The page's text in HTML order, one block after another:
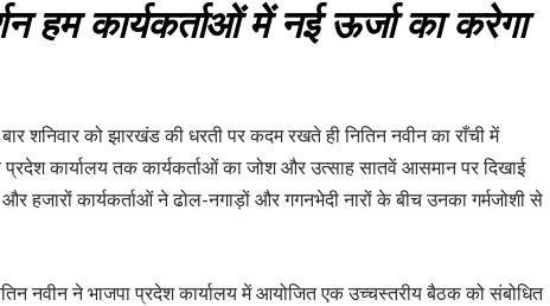
हम कार्यकर्ताओं में नई ऊर्जा का करेगा
शनिवार को झारखंड की धरती पर कदम रखते ही नितिन नवीन का राँची में
कार्यालय तक कार्यकर्ताओं का जोश और उत्साह सातवें आसमान पर दिखाई
और हजारों कार्यकर्ताओं ने ढोल-नगाड़ों और गगनभेदी नारों के बीच उनका गर्मजोशी से
नवीन ने भाजपा प्रदेश कार्यालय में आयोजित एक उच्चस्तरीय बैठक को संबोधित